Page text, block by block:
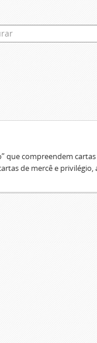
que compreendem
de mercê e privilégio,